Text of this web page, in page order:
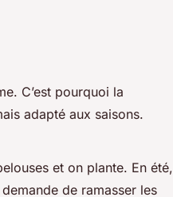
C’est pourquoi la
adapté aux saisons.
et on plante. En été,
de ramasser les